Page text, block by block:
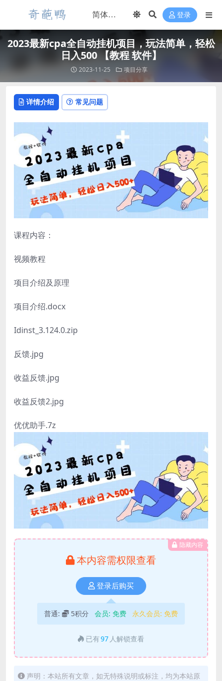
登录
2023最新cpa全自动挂机项目，玩法简单，轻松
日入500 【教程 软件】
2023-11-25 项目分享
详情介绍 常见问题
课程内容：
视频教程
项目介绍及原理
项目介绍.docx
Idinst_3.124.0.zip
反馈.jpg
收益反馈.jpg
收益反馈2.jpg
优优助手.7z
隐藏内容
本内容需权限查看
登录后购买
普通: 5积分 会员: 免费 永久会员: 免费
已有97 人解锁查看
声明：本站所有文章，如无特殊说明或标注，均为本站原